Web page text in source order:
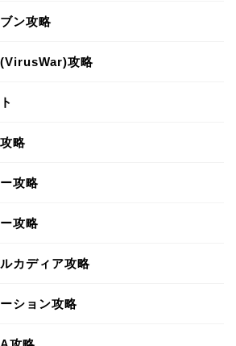
ン攻略
攻略
略
攻略
攻略
カディア攻略
ション攻略